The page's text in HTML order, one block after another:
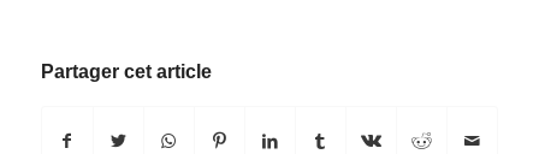
Partager cet article